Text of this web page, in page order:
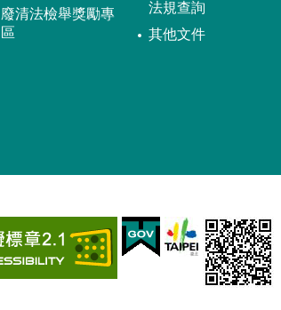
廢清法檢舉獎勵專
區
法規查詢
其他文件